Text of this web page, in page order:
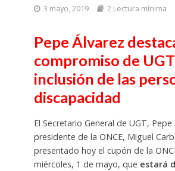
3 mayo, 2019 2 Lectura mínima
Pepe Álvarez
compromiso de
inclusión de las
discapacidad
El Secretario General de UGT, Pepe
presidente de la ONCE, Miguel
presentado hoy el cupón de la
miércoles, 1 de mayo, que estará